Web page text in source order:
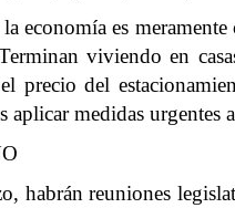
economía es
viviendo en
precio del
aplicar medidas
habrán reuniones